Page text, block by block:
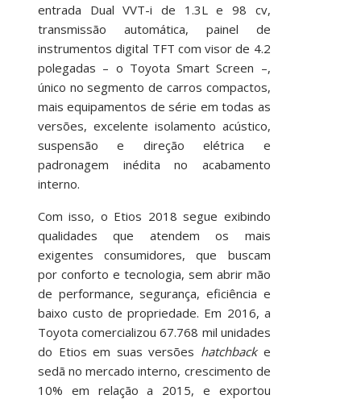
entrada Dual VVT-i de 1.3L e 98 cv,
transmissão automática, painel de
instrumentos digital TFT com visor de 4.2
polegadas – o Toyota Smart Screen –,
único no segmento de carros compactos,
mais equipamentos de série em todas as
versões, excelente isolamento acústico,
suspensão e direção elétrica e
padronagem inédita no acabamento
interno.
Com isso, o Etios 2018 segue exibindo
qualidades que atendem os mais
exigentes consumidores, que buscam
por conforto e tecnologia, sem abrir mão
de performance, segurança, eficiência e
baixo custo de propriedade. Em 2016, a
Toyota comercializou 67.768 mil unidades
do Etios em suas versões hatchback e
sedã no mercado interno, crescimento de
10% em relação a 2015, e exportou